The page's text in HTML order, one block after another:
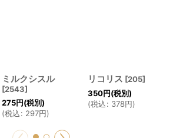
ミルクシスル
[2543]
275円(税別)
(税込: 297円)
リコリス [205]
350円(税別)
(税込: 378円)